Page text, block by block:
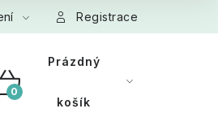
Registrace
Prázdný
košík